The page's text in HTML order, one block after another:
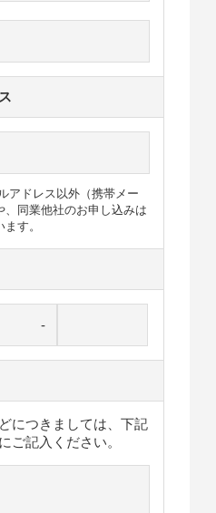
アドレス以外（携帯メー
、同業他社のお申し込みは
す。
につきましては、下記
ご記入ください。